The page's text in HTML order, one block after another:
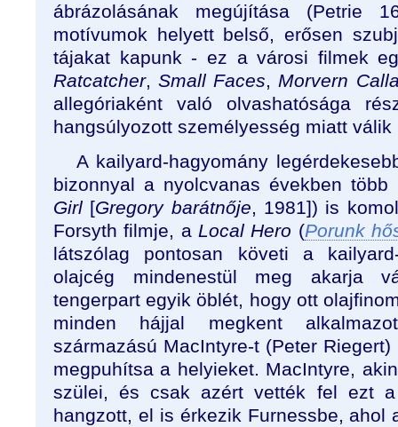
ábrázolásának megújítása (Petrie
motívumok helyett belső, erősen
tájakat kapunk - ez a városi filmek
Ratcatcher,Small Faces, Morvern
allegóriaként való olvashatósága
hangsúlyozott személyesség miatt válik
A kailyard-hagyomány
bizonnyal a nyolcvanas években
Girl [Gregory barátnője, 1981]) is
Forsyth filmje, a Local Hero (Porunk
látszólag pontosan követi a
olajcég mindenestül meg akarja
tengerpart egyik öblét, hogy ott
minden hájjal megkent
származású MacIntyre-t (Peter
megpuhítsa a helyieket. MacIntyre,
szülei, és csak azért vették fel ezt a
hangzott, el is érkezik Furnessbe, ahol